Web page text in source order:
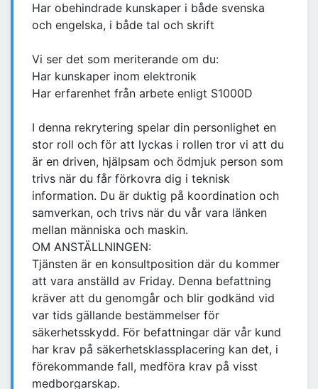
Har obehindrade kunskaper i både svenska
och engelska, i både tal och skrift
Vi ser det som meriterande om du:
Har kunskaper inom elektronik
Har erfarenhet från arbete enligt S1000D
I denna rekrytering spelar din personlighet en
stor roll och för att lyckas i rollen tror vi att du
är en driven, hjälpsam och ödmjuk person som
trivs när du får förkovra dig i teknisk
information. Du är duktig på koordination och
samverkan, och trivs när du vår vara länken
mellan människa och maskin.
OM ANSTÄLLNINGEN:
Tjänsten är en konsultposition där du kommer
att vara anställd av Friday. Denna befattning
kräver att du genomgår och blir godkänd vid
var tids gällande bestämmelser för
säkerhetsskydd. För befattningar där vår kund
har krav på säkerhetsklassplacering kan det, i
förekommande fall, medföra krav på visst
medborgarskap.